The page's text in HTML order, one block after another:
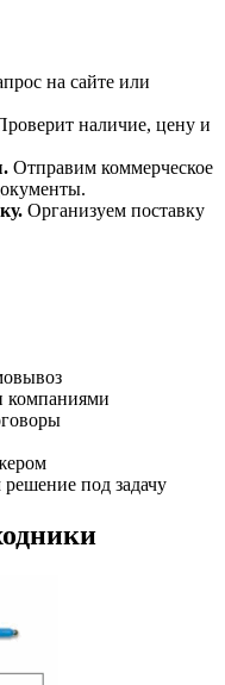
на сайте или
наличие, цену и
Отправим коммерческое
Организуем поставку
компаниями
под задачу